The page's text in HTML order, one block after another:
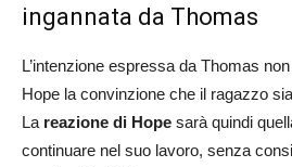
ingannata da Thomas
L’intenzione espressa da Thomas
Hope la convinzione che il ragazzo
La reazione di Hope sarà quindi
continuare nel suo lavoro, senza